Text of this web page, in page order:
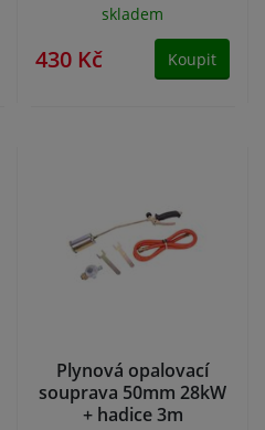
skladem
430 Kč Koupit
Plynová opalovací
souprava 50mm 28kW
+ hadice 3m